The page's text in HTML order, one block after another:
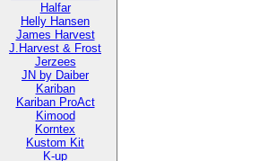
Halfar
Helly Hansen
James Harvest
J.Harvest & Frost
Jerzees
JN by Daiber
Kariban
Kariban ProAct
Kimood
Korntex
Kustom Kit
K-up